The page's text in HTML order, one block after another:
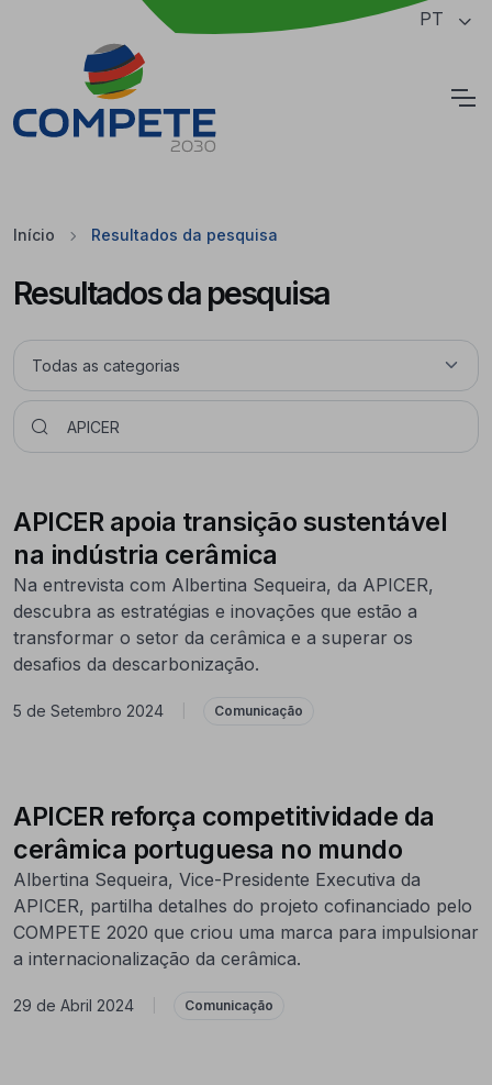
Saltar para o conteúdo principal da página PT
Início Resultados da pesquisa
Resultados da pesquisa
APICER apoia transição sustentável
na indústria cerâmica
Na entrevista com Albertina Sequeira, da APICER,
descubra as estratégias e inovações que estão a
transformar o setor da cerâmica e a superar os
desafios da descarbonização.
5 de Setembro 2024 Comunicação
APICER reforça competitividade da
cerâmica portuguesa no mundo
Albertina Sequeira, Vice-Presidente Executiva da
APICER, partilha detalhes do projeto cofinanciado pelo
COMPETE 2020 que criou uma marca para impulsionar
a internacionalização da cerâmica.
29 de Abril 2024 Comunicação